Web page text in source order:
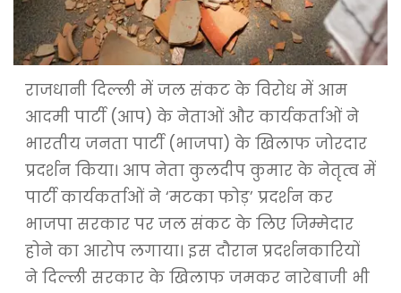
राजधानी दिल्ली में जल संकट के विरोध में आम
आदमी पार्टी (आप) के नेताओं और कार्यकर्ताओं ने
भारतीय जनता पार्टी (भाजपा) के खिलाफ जोरदार
प्रदर्शन किया। आप नेता कुलदीप कुमार के नेतृत्व में
पार्टी कार्यकर्ताओं ने ‘मटका फोड़’ प्रदर्शन कर
भाजपा सरकार पर जल संकट के लिए जिम्मेदार
होने का आरोप लगाया। इस दौरान प्रदर्शनकारियों
ने दिल्ली सरकार के खिलाफ जमकर नारेबाजी भी